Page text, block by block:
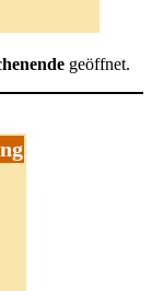
geöffnet.